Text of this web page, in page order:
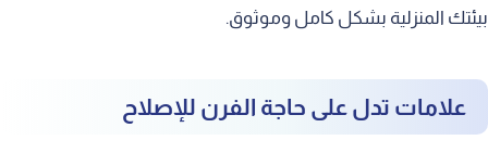
كيفية اختيار فرن الغاز المناسب
صيانة أفران الغاز ذات الإشعال المزدوج
معالجة تسربات الحرارة من الهيكل
بيئتك المنزلية بشكل كامل وموثوق.
علامات تدل على حاجة الفرن للإصلاح